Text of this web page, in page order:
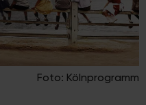
Foto: Kölnprogramm